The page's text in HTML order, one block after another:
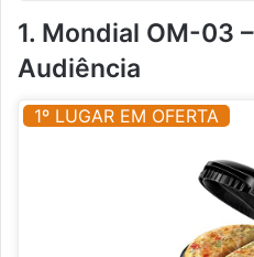
1. Mondial OM-03
Audiência
1º LUGAR EM OFERTA